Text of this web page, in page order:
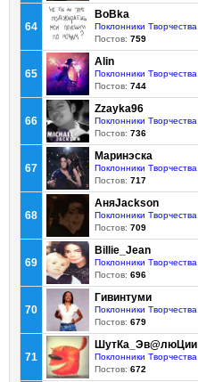
64
BoBka
Поклонники Творчества
Постов: 759
65
Alin
Поклонники Творчества
Постов: 744
66
Zzayka96
Поклонники Творчества
Постов: 736
67
Маринэска
Поклонники Творчества
Постов: 717
68
АняJackson
Поклонники Творчества
Постов: 709
69
Billie_Jean
Поклонники Творчества
Постов: 696
70
Гивинтуми
Поклонники Творчества
Постов: 679
71
ШутКа_Эв@люЦии
Поклонники Творчества
Постов: 672